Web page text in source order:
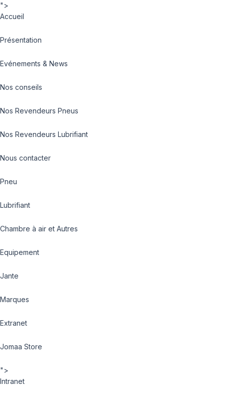
">
Accueil
Présentation
Evénements & News
Nos conseils
Nos Revendeurs Pneus
Nos Revendeurs Lubrifiant
Nous contacter
Pneu
Lubrifiant
Chambre à air et Autres
Equipement
Jante
Marques
Extranet
Jomaa Store
">
Intranet